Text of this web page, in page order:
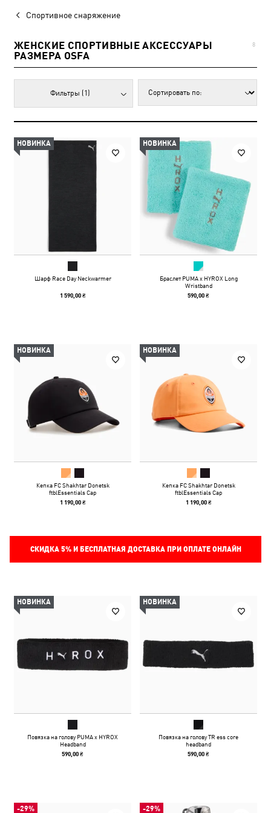
Спортивное снаряжение
ЖЕНСКИЕ СПОРТИВНЫЕ АКСЕССУАРЫ
РАЗМЕРА OSFA
8
Фильтры (1)
НОВИНКА
Шарф Race Day Neckwarmer
1 590,00 ₴
НОВИНКА
Браслет PUMA x HYROX Long
Wristband
590,00 ₴
НОВИНКА
Кепка FC Shakhtar Donetsk
ftblEssentials Cap
1 190,00 ₴
НОВИНКА
Кепка FC Shakhtar Donetsk
ftblEssentials Cap
1 190,00 ₴
СКИДКА 5%И БЕСПЛАТНАЯ ДОСТАВКА ПРИ ОПЛАТЕ ОНЛАЙН
НОВИНКА
Повязка на голову PUMA x HYROX
Headband
590,00 ₴
НОВИНКА
Повязка на голову TR ess core
headband
590,00 ₴
-29% -29%